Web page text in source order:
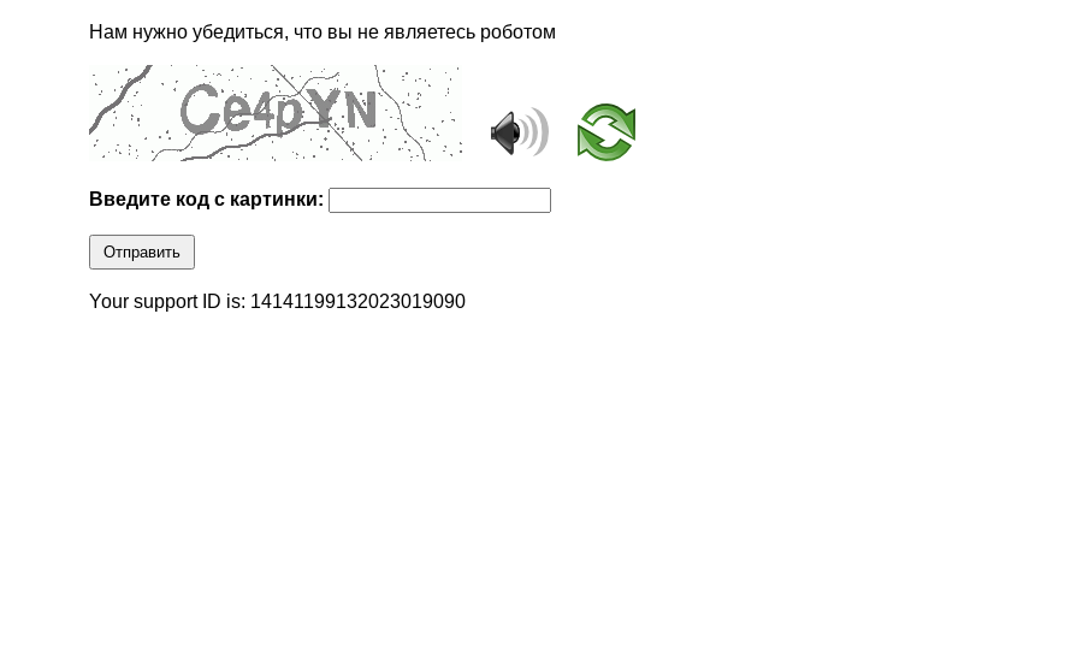
Нам нужно убедиться, что вы не являетесь роботом
Введите код с картинки:
Отправить
Your support ID is: 14141199132023019090